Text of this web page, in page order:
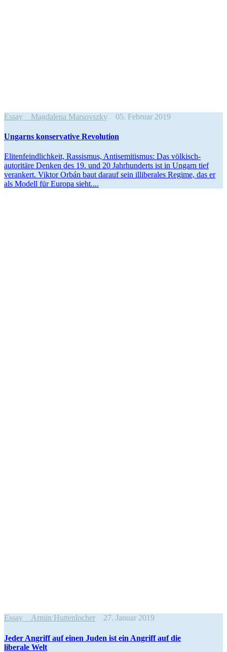
Essay Magdalena Marsovszky 05. Februar 2019
Ungarns konser­vative Revolution
Eliten­feind­lichkeit, Rassismus, Antise­mi­tismus: Das völkisch-
autoritäre Denken des 19. und 20 Jahrhun­derts ist in Ungarn tief
verankert. Viktor Orbán baut darauf sein illibe­rales Regime, das er
als Modell für Europa sieht....
Essay Armin Huttenlocher 27. Januar 2019
Jeder Angriff auf einen Juden ist ein Angriff auf die
liberale Welt